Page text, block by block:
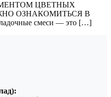
ЦВЕТНЫХ
ОЗНАКОМИТЬСЯ В
смеси — это […]